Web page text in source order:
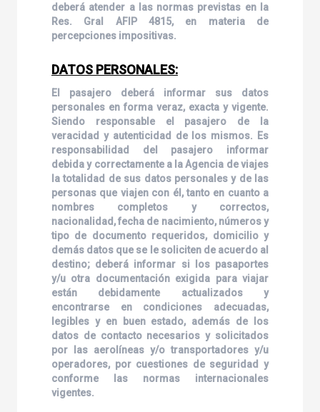
deberá atender a las normas previstas en la
Res. Gral AFIP 4815, en materia de
percepciones impositivas.
DATOS PERSONALES:
El pasajero deberá informar sus datos
personales en forma veraz, exacta y vigente.
Siendo responsable el pasajero de la
veracidad y autenticidad de los mismos. Es
responsabilidad del pasajero informar
debida y correctamente a la Agencia de viajes
la totalidad de sus datos personales y de las
personas que viajen con él, tanto en cuanto a
nombres completos y correctos,
nacionalidad, fecha de nacimiento, números y
tipo de documento requeridos, domicilio y
demás datos que se le soliciten de acuerdo al
destino; deberá informar si los pasaportes
y/u otra documentación exigida para viajar
están debidamente actualizados y
encontrarse en condiciones adecuadas,
legibles y en buen estado, además de los
datos de contacto necesarios y solicitados
por las aerolíneas y/o transportadores y/u
operadores, por cuestiones de seguridad y
conforme las normas internacionales
vigentes.